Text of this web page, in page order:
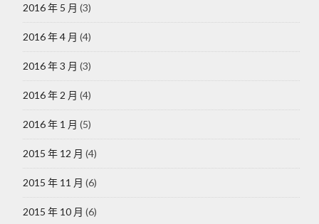
2016 年 5 月 (3)
2016 年 4 月 (4)
2016 年 3 月 (3)
2016 年 2 月 (4)
2016 年 1 月 (5)
2015 年 12 月 (4)
2015 年 11 月 (6)
2015 年 10 月 (6)